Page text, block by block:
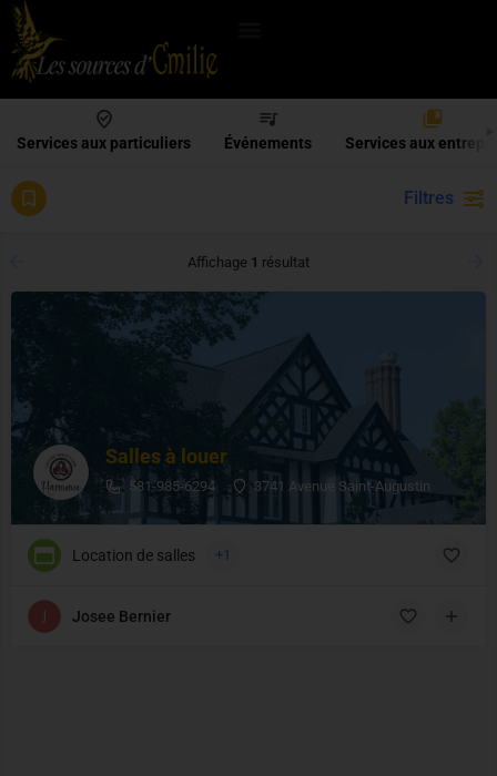
Services aux particuliers Événements Services aux
Filtres
Affichage 1 résultat
Salles à louer
581-985-6294 3741 Avenue Saint-Augustin
Location de salles +1
Josee Bernier